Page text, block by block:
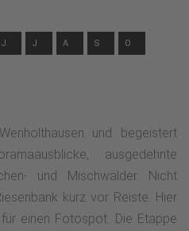
J J A S O
und begeistert
ausgedehnte
und Mischwälder. Nicht
kurz vor Reiste. Hier
einen Fotospot. Die Etappe